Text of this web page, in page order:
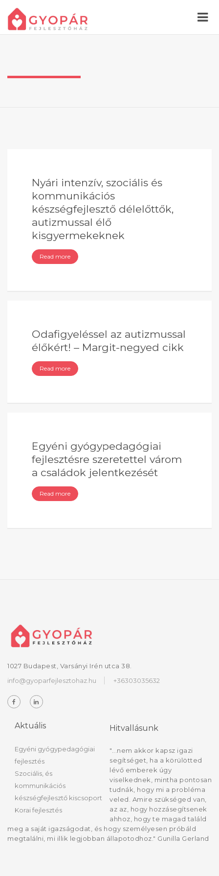
Nyári intenzív, szociális és
kommunikációs
készségfejlesztő délelőttők,
autizmussal élő
kisgyermekeknek
Read more
Odafigyeléssel az autizmussal
élőkért! – Margit-negyed cikk
Read more
Egyéni gyógypedagógiai
fejlesztésre szeretettel várom
a családok jelentkezését
Read more
1027 Budapest, Varsányi Irén utca 38.
info@gyoparfejlesztohaz.hu
+36303035632
Aktuális
Egyéni gyógypedagógiai
fejlesztés
Szociális, és
kommunikációs
készségfejlesztő kiscsoport
Korai fejlesztés
Hitvallásunk
"...nem akkor kapsz igazi
segítséget, ha a körülötted
lévő emberek úgy
viselkednek, mintha pontosan
tudnák, hogy mi a probléma
veled. Amire szükséged van,
az az, hogy hozzásegítsenek
ahhoz, hogy te magad találd
meg a saját igazságodat, és hogy személyesen próbáld
megtalálni, mi illik legjobban állapotodhoz." Gunilla Gerland